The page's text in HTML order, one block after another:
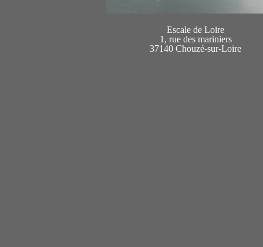
Escale de Loire
1, rue des mariniers
37140 Chouzé-sur-Loire